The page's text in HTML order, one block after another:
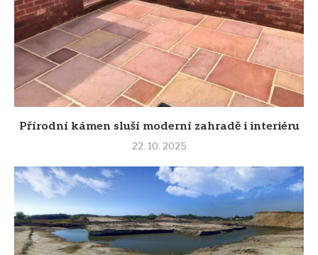
Přírodní kámen sluší moderní zahradě i interiéru
22. 10. 2025